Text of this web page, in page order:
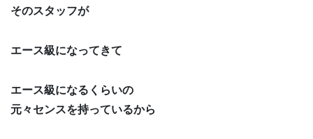
そのスタッフが
エース級になってきて
エース級になるくらいの
元々センスを持っているから